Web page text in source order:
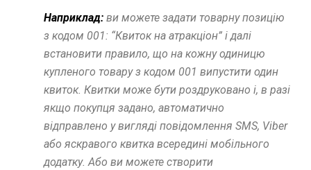
Наприклад: ви можете задати товарну позицію
з кодом 001: “Квиток на атракціон” і далі
встановити правило, що на кожну одиницю
купленого товару з кодом 001 випустити один
квиток. Квитки може бути роздруковано і, в разі
якщо покупця задано, автоматично
відправлено у вигляді повідомлення SMS, Viber
або яскравого квитка всередині мобільного
додатку. Або ви можете створити